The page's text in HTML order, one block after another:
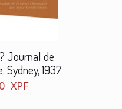
Journal de
Sydney, 1937
XPF